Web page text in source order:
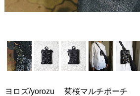
ヨロズ/yorozu 菊桜マルチポーチ